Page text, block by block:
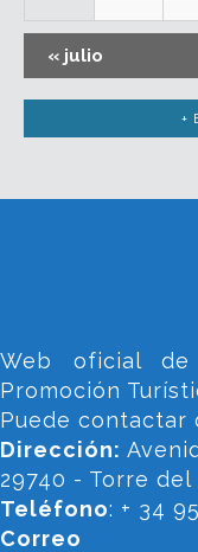
« julio
+
Web oficial de
Promoción
Puede contactar
Dirección:
29740 - Torre del
Teléfono: + 34